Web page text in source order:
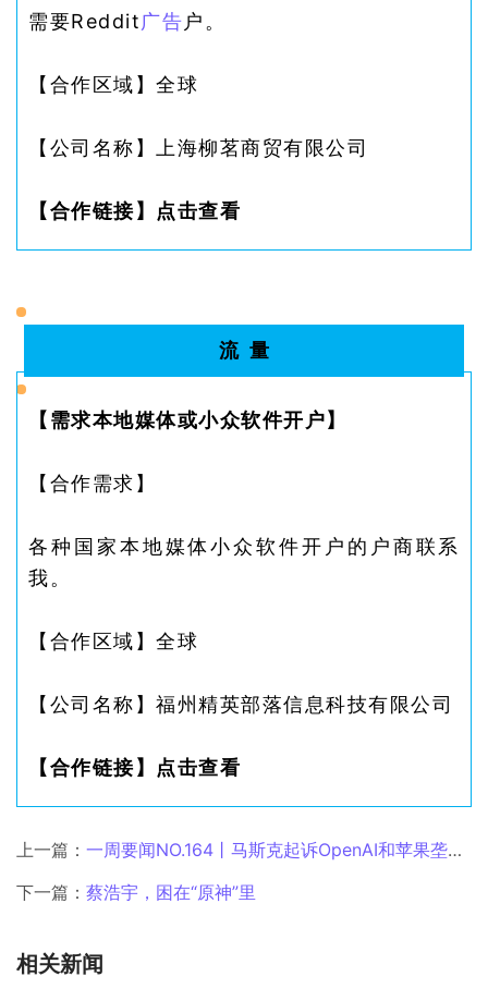
需要Reddit广告 户。
【合作区域】 全球
【公司名称】 上海柳茗商贸有限公司
【合作链接】 点击查看
流 量
【需求本地媒体或小众软件开户】
【合作需求】
各种国家本地媒体小众软件开户的户商联系
我。
【合作区域】 全球
【公司名称】 福州精英部落信息科技有限公司
【合作链接】 点击查看
上一篇： 一周要闻NO.164丨马斯克起诉OpenAI和苹果垄断；腾讯光子日本工作室新增大阪分部；亚马逊突发新规，卖家成本再次暴涨
下一篇： 蔡浩宇，困在“原神”里
相关新闻